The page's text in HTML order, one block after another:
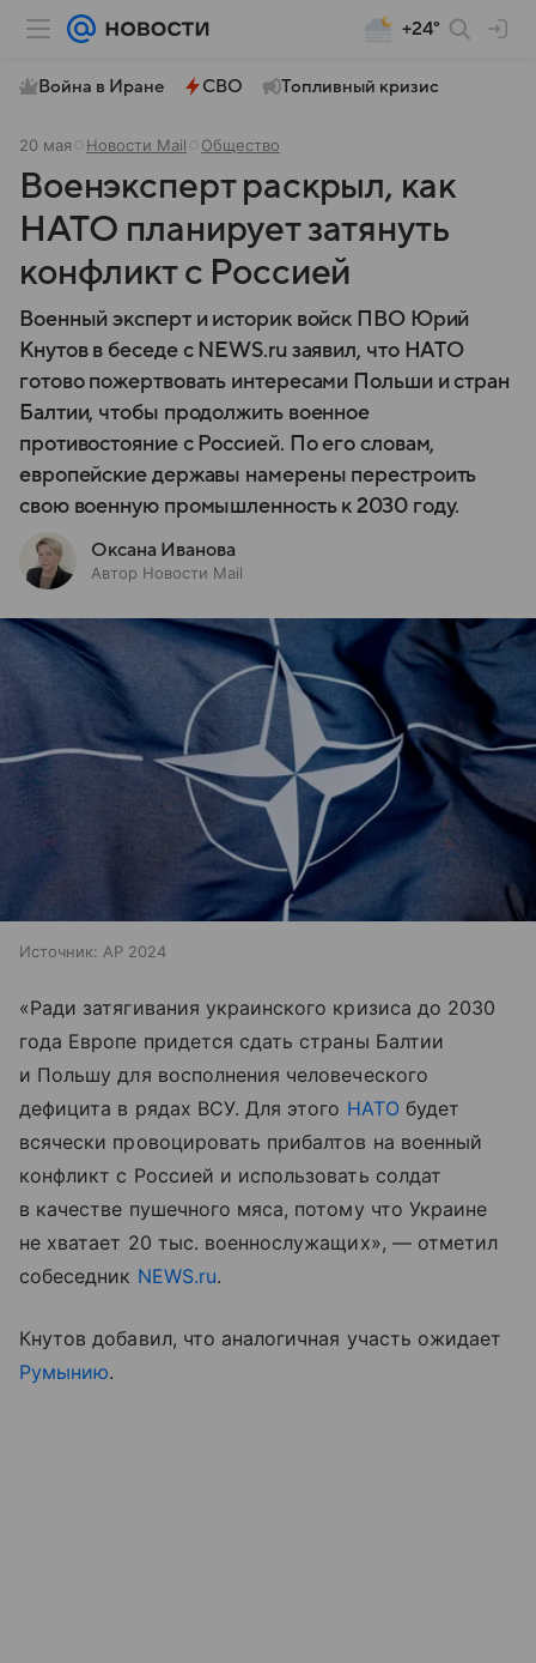
+24°
Война в Иране СВО Топливный кризис
20 мая Новости Mail Общество
Военэксперт раскрыл, как
НАТО планирует затянуть
конфликт с Россией
Военный эксперт и историк войск ПВО Юрий
Кнутов в беседе с NEWS.ru заявил, что НАТО
готово пожертвовать интересами Польши и стран
Балтии, чтобы продолжить военное
противостояние с Россией. По его словам,
европейские державы намерены перестроить
свою военную промышленность к 2030 году.
Оксана Иванова
Автор Новости Mail
Источник: AP 2024
«Ради затягивания украинского кризиса до 2030
года Европе придется сдать страны Балтии
и Польшу для восполнения человеческого
дефицита в рядах ВСУ. Для этого НАТО будет
всячески провоцировать прибалтов на военный
конфликт с Россией и использовать солдат
в качестве пушечного мяса, потому что Украине
не хватает 20 тыс. военнослужащих», — отметил
собеседник NEWS.ru.
Кнутов добавил, что аналогичная участь ожидает
Румынию.